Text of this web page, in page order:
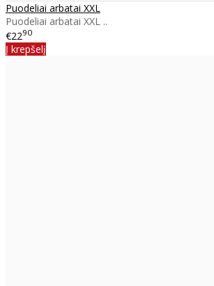
Puodeliai arbatai XXL
Puodeliai arbatai XXL ..
€2290
Į krepšelį